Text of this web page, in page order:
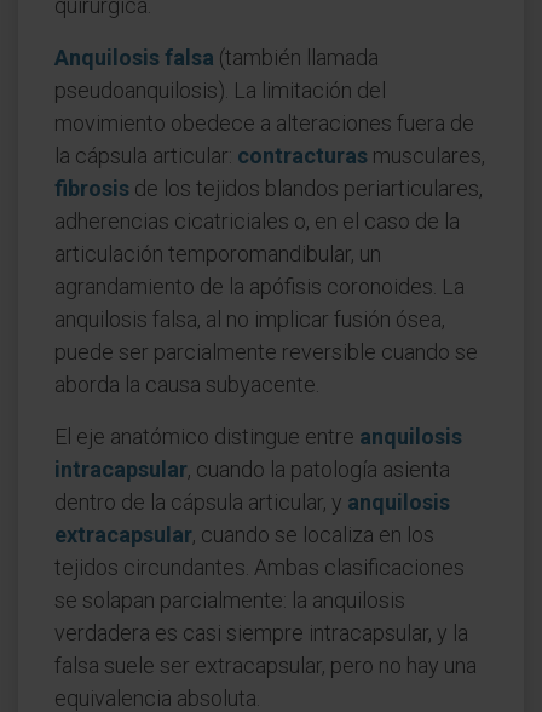
quirúrgica.
Anquilosis falsa (también llamada
pseudoanquilosis). La limitación del
movimiento obedece a alteraciones fuera de
la cápsula articular: contracturas musculares,
fibrosis de los tejidos blandos periarticulares,
adherencias cicatriciales o, en el caso de la
articulación temporomandibular, un
agrandamiento de la apófisis coronoides. La
anquilosis falsa, al no implicar fusión ósea,
puede ser parcialmente reversible cuando se
aborda la causa subyacente.
El eje anatómico distingue entre anquilosis
intracapsular, cuando la patología asienta
dentro de la cápsula articular, y anquilosis
extracapsular, cuando se localiza en los
tejidos circundantes. Ambas clasificaciones
se solapan parcialmente: la anquilosis
verdadera es casi siempre intracapsular, y la
falsa suele ser extracapsular, pero no hay una
equivalencia absoluta.